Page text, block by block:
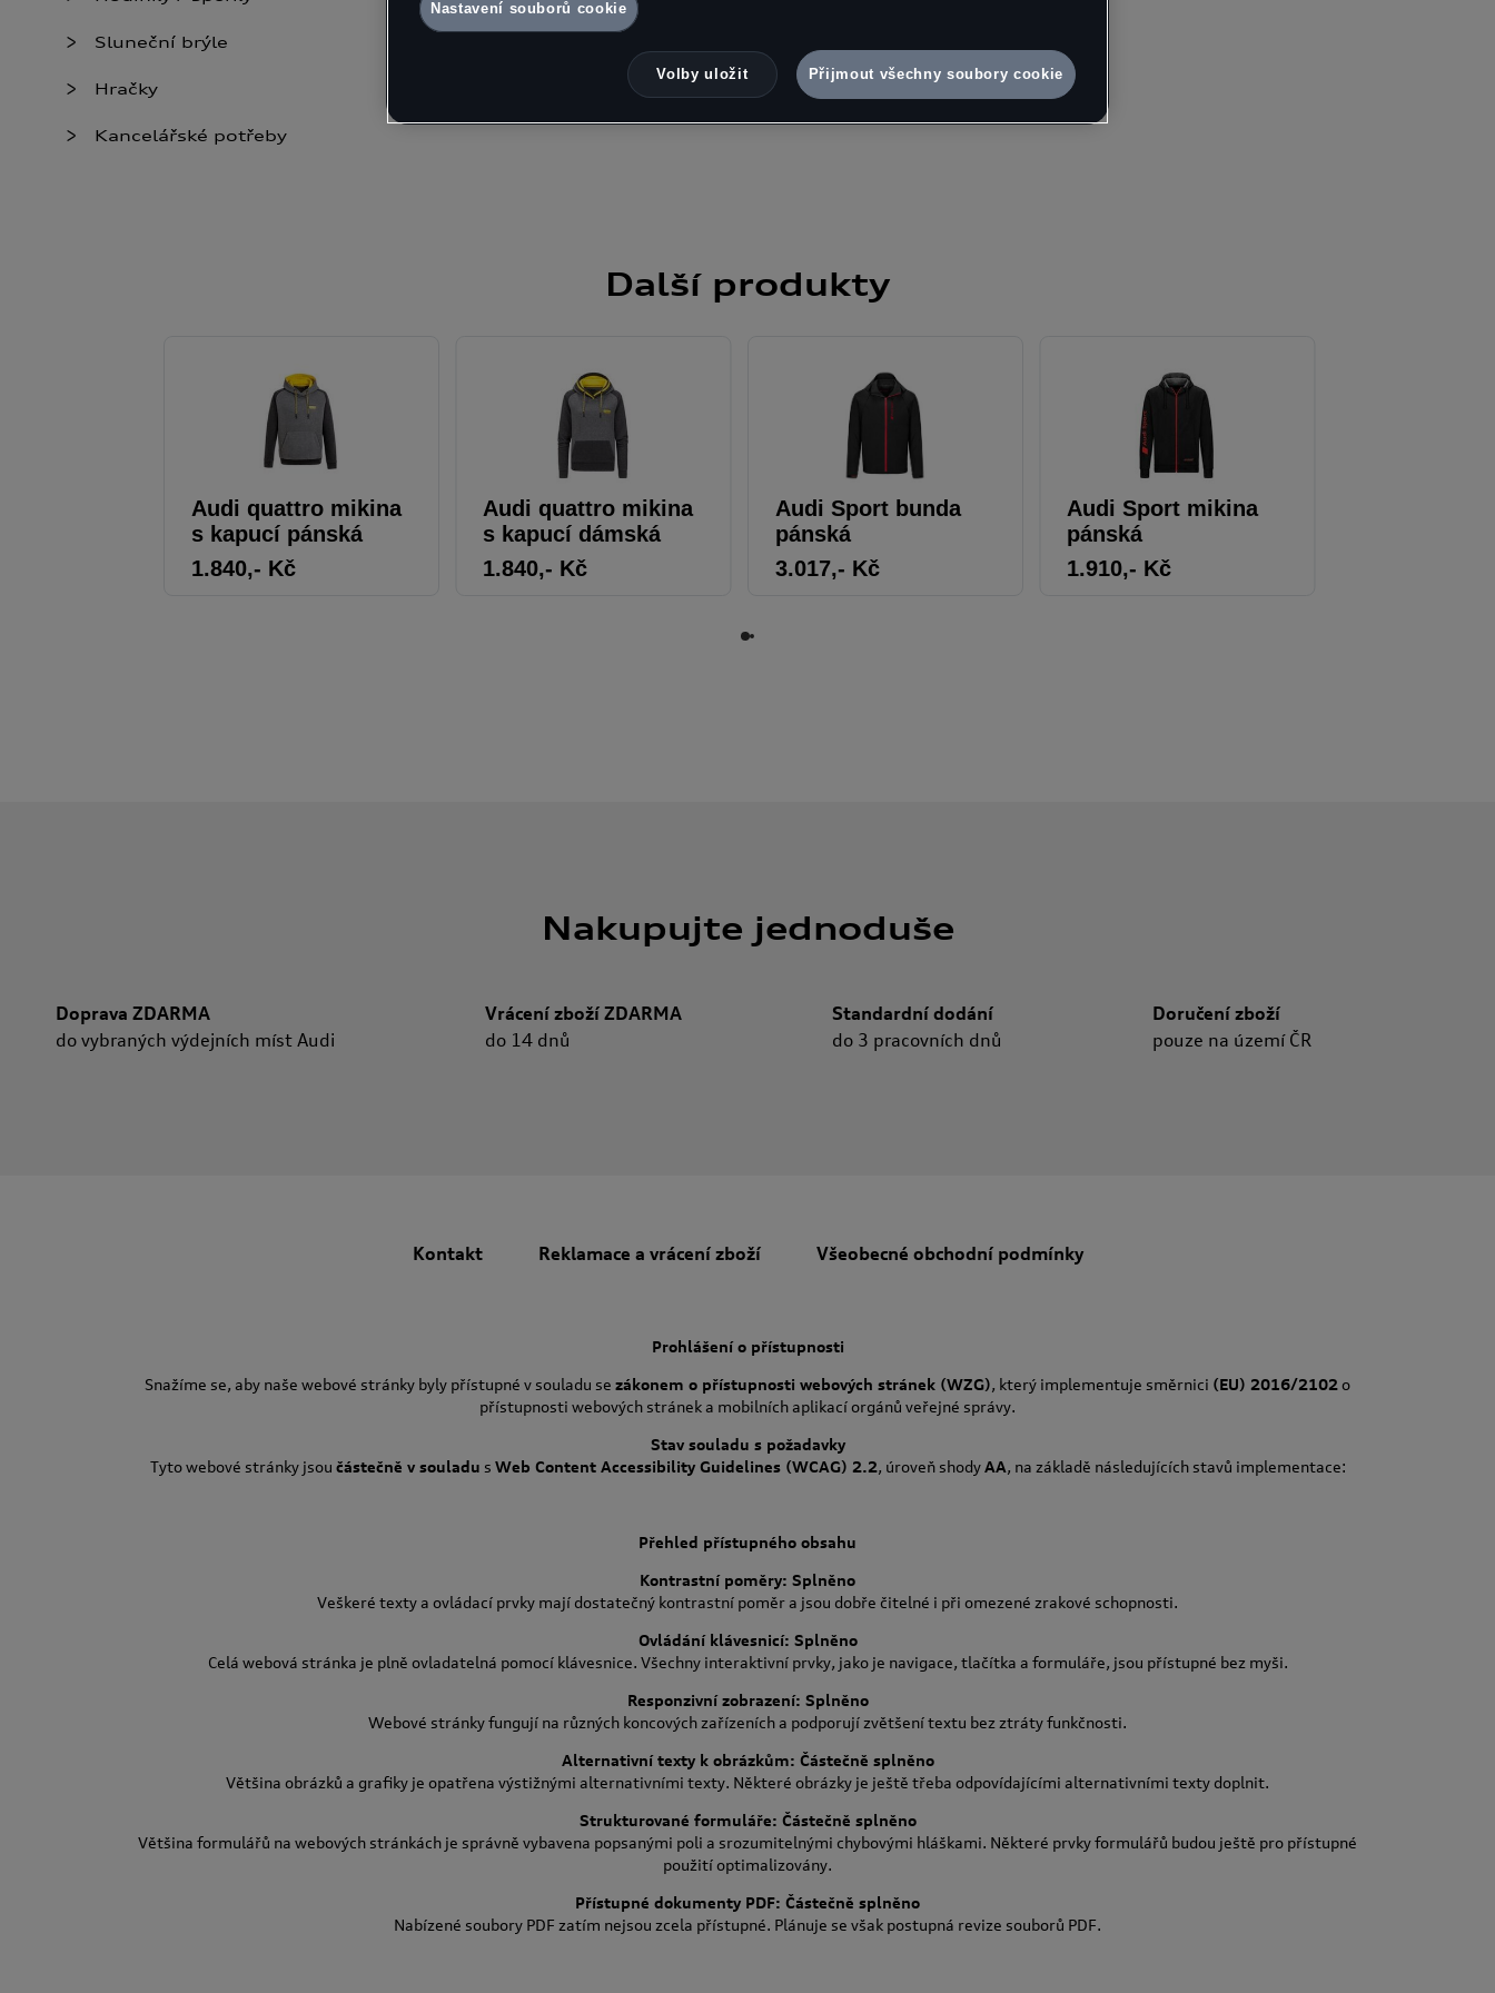
Sluneční brýle
Hračky
Kancelářské potřeby
Dalšíprodukty
Audi quattro mikina
s kapucí pánská
1.840,- Kč
Audi quattro mikina
s kapucí dámská
1.840,- Kč
Audi Sport bunda
pánská
3.017,- Kč
Audi Sport mikina
pánská
1.910,- Kč
Nakupujte jednoduše
Doprava ZDARMA
do vybraných výdejních míst Audi
Vrácení zboží ZDARMA
do 14 dnů
Standardní dodání
do 3 pracovních dnů
Doručení zboží
pouze na území ČR
Kontakt Reklamace a vrácení zboží Všeobecné obchodní podmínky
Prohlášení o přístupnosti
Snažíme se, aby naše webové stránky byly přístupné v souladu se zákonem o přístupnosti webových stránek (WZG), který implementuje směrnici (EU) 2016/2102o
přístupnosti webových stránek a mobilních aplikací orgánů veřejné správy.
Stav souladu s požadavky
Tyto webové stránky jsou částečně v souladu s Web Content Accessibility Guidelines (WCAG) 2.2, úroveň shodyAA, na základě následujících stavů implementace:
Přehled přístupného obsahu
Kontrastní poměry: Splněno
Veškeré texty a ovládací prvky mají dostatečný kontrastní poměr a jsou dobře čitelné i při omezené zrakové schopnosti.
Ovládání klávesnicí: Splněno
Celá webová stránka je plně ovladatelná pomocí klávesnice. Všechny interaktivní prvky, jako je navigace, tlačítka a formuláře, jsou přístupné bez myši.
Responzivní zobrazení: Splněno
Webové stránky fungují na různých koncových zařízeních a podporují zvětšení textu bez ztráty funkčnosti.
Alternativní texty k obrázkům: Částečně splněno
Většina obrázků a grafiky je opatřena výstižnými alternativními texty. Některé obrázky je ještě třeba odpovídajícími alternativními texty doplnit.
Strukturované formuláře: Částečně splněno
Většina formulářů na webových stránkách je správně vybavena popsanými poli a srozumitelnými chybovými hláškami. Některé prvky formulářů budou ještě pro přístupné
použití optimalizovány.
Přístupné dokumenty PDF: Částečně splněno
Nabízené soubory PDF zatím nejsou zcela přístupné. Plánuje se však postupná revize souborů PDF.
naleznete v Zásadách používání souborů cookie nebo v Nastavení souborů cookie.
Nastavení souborů cookie
Volby uložit Přijmout všechny soubory cookie